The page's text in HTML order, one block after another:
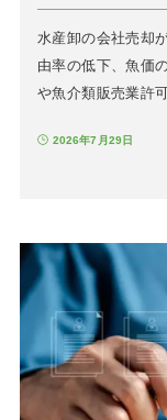
水産卸の会社売却
由率の低下、魚価
や魚介類販売業許
2026年7月29日